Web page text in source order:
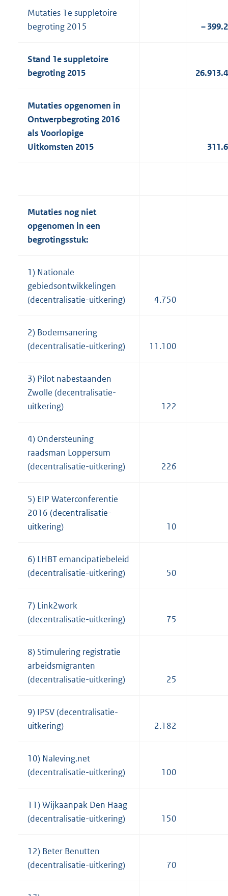
Mutaties 1e suppletoire
begroting 2015
–
Stand 1e suppletoire
begroting 2015
Mutaties opgenomen in
Ontwerpbegroting 2016
als Voorlopige
Uitkomsten 2015
Mutaties nog niet
opgenomen in een
begrotingsstuk:
1) Nationale
gebiedsontwikkelingen
(decentralisatie-uitkering)
4.750
2) Bodemsanering
(decentralisatie-uitkering)
11.100
3) Pilot nabestaanden
Zwolle (decentralisatie-
uitkering)
122
4) Ondersteuning
raadsman Loppersum
(decentralisatie-uitkering)
226
5) EIP Waterconferentie
2016 (decentralisatie-
uitkering)
10
6) LHBT emancipatiebeleid
(decentralisatie-uitkering)
50
7) Link2work
(decentralisatie-uitkering)
75
8) Stimulering registratie
arbeidsmigranten
(decentralisatie-uitkering)
25
9) IPSV (decentralisatie-
uitkering)
2.182
10) Naleving.net
(decentralisatie-uitkering)
100
11) Wijkaanpak Den Haag
(decentralisatie-uitkering)
150
12) Beter Benutten
(decentralisatie-uitkering)
70